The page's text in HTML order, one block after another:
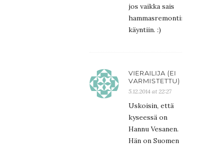
jos vaikka sais
hammasremontin
käyntiin. :)
VIERAILIJA (EI
VARMISTETTU)
5.12.2014 at 22:27
Uskoisin, että
kyseessä on
Hannu Vesanen.
Hän on Suomen